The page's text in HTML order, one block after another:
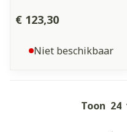
€ 123,30
Niet beschikbaar
Toon